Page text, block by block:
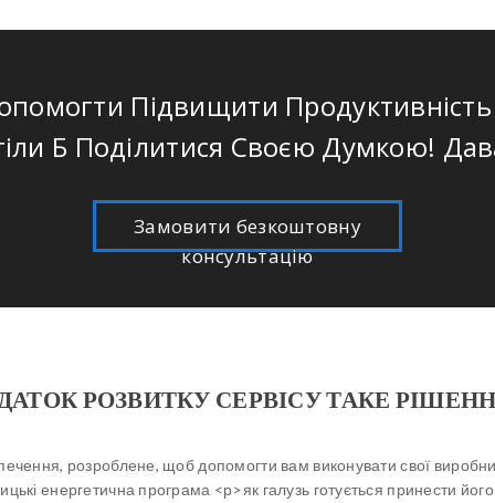
Підвищити Продуктивність
Б Поділитися Своєю Думкою!
Замовити безкоштовну
консультацію
РОЗВИТКУ СЕРВІСУ ТАКЕ
розроблене, щоб допомогти вам виконувати свої
енергетична програма <р>як галузь готується принести